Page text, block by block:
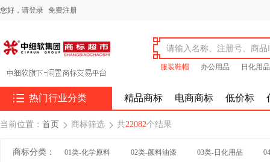
您好， 请登录 免费注册
服装鞋帽 办公用品 日化用品
 热门行业分类 精品商标 电商商标 低价标
当前位置： 首页  商标筛选  共22082个结果
商标分类： 01类-化学原料 02类-颜料油漆 03类-日化用品